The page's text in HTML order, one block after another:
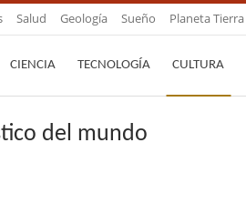
Salud Geología Sueño Planeta Tierra
CIENCIA TECNOLOGÍA CULTURA
del mundo